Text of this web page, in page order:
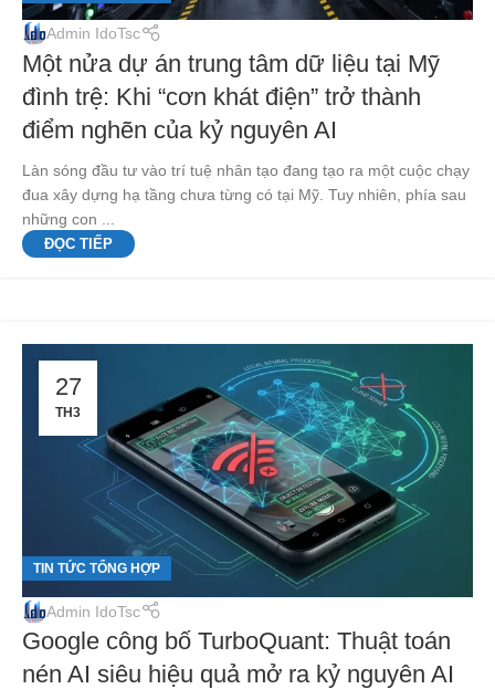
Admin IdoTsc
Một nửa dự án trung tâm dữ liệu tại Mỹ
đình trệ: Khi “cơn khát điện” trở thành
điểm nghẽn của kỷ nguyên AI
Làn sóng đầu tư vào trí tuệ nhân tạo đang tạo ra một cuộc chạy
đua xây dựng hạ tầng chưa từng có tại Mỹ. Tuy nhiên, phía sau
những con ...
ĐỌC TIẾP
27
TH3
TIN TỨC TỔNG HỢP
Admin IdoTsc
Google công bố TurboQuant: Thuật toán
nén AI siêu hiệu quả mở ra kỷ nguyên AI